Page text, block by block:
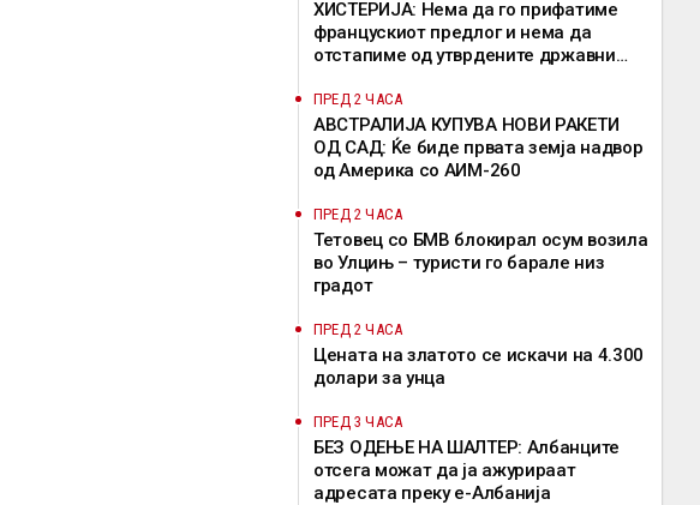
ХИСТЕРИЈА: Нема да го прифатиме
францускиот предлог и нема да
отстапиме од утврдените државни
ПРЕД 2 ЧАСА
АВСТРАЛИЈА КУПУВА НОВИ РАКЕТИ
ОД САД: Ќе биде првата земја надвор
од Америка со АИМ-260
ПРЕД 2 ЧАСА
Тетовец со БМВ блокирал осум возила
во Улцињ – туристи го барале низ
градот
ПРЕД 2 ЧАСА
Цената на златото се искачи на 4.300
долари за унца
ПРЕД 3 ЧАСА
БЕЗ ОДЕЊЕ НА ШАЛТЕР: Албанците
отсега можат да ја ажурираат
адресата преку е-Албанија